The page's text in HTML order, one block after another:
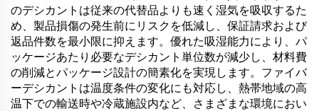
のデシカントは従来の代替品よりも速く湿気を吸収するた
め、製品損傷の発生前にリスクを低減し、保証請求および
返品件数を最小限に抑えます。優れた吸湿能力により、パ
ッケージあたり必要なデシカント単位数が減少し、材料費
の削減とパッケージ設計の簡素化を実現します。ファイバ
ーデシカントは温度条件の変化にも対応し、熱帯地域の高
温下での輸送時や冷蔵施設内など、さまざまな環境におい